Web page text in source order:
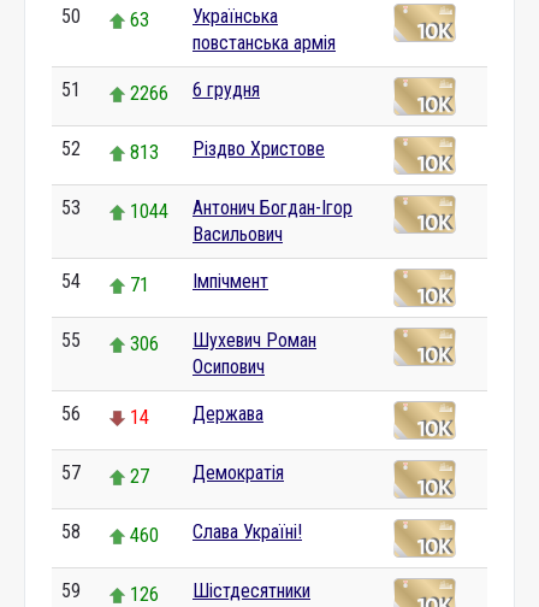
50 63
Українська
повстанська армія
51 2266 6 грудня
52 813 Різдво Христове
53 1044
Антонич Богдан-Ігор
Васильович
54 71 Імпічмент
55 306
Шухевич Роман
Осипович
56 14 Держава
57 27 Демократія
58 460 Слава Україні!
59 126 Шістдесятники